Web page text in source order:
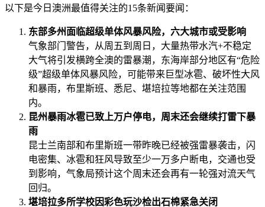
以下是今日澳洲最值得关注的15条新闻要闻：
东部多州面临超级单体风暴风险，六大城市或受影响
气象部门警告，从周五到周日，大量热带水汽+不稳定
大气将引发横跨全澳的雷暴潮，东海岸部分地区有“危险
级”超级单体风暴风险，可能带来巨型冰雹、破坏性大风
和暴雨，布里斯班、悉尼、堪培拉等地都在关注范围
内。
昆州暴雨冰雹已致上万户停电，周末还会继续打雷下暴
雨
昆士兰南部和布里斯班一带昨晚已经被强雷暴袭击，闪
电密集、冰雹和狂风导致至少一万多户断电，交通也受
到影响，气象局预计这个周末还会再有一轮强对流天气
回归。
堪培拉多所学校因彩色玩沙检出石棉紧急关闭